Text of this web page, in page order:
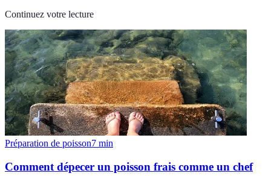
Continuez votre lecture
Préparation de poisson7 min
Comment dépecer un poisson frais comme un chef